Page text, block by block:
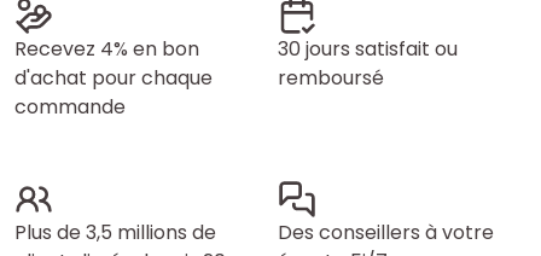
Recevez 4% en bon
d'achat pour chaque
commande
30 jours satisfait ou
remboursé
Plus de 3,5 millions de
Des conseillers à votre